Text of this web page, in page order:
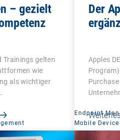
– gezielt
Trainings gelten
wie
als wichtiger
Der
Apples
Endpoint
Mobile